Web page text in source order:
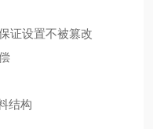
证设置不被篡改
结构